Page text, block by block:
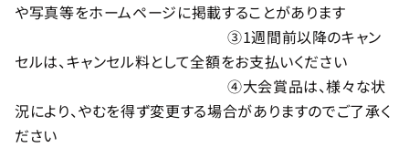
や写真等をホームページに掲載することがあります
③1週間前以降のキャン
セルは、キャンセル料として全額をお支払いください
④大会賞品は、様々な状
況により、やむを得ず変更する場合がありますのでご了承く
ださい